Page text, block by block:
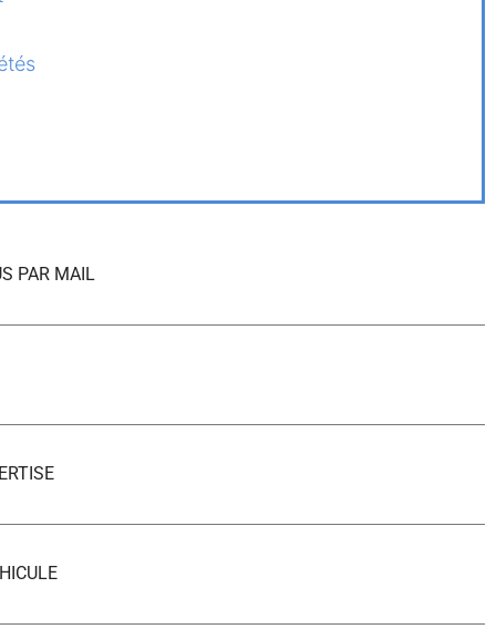
PAR MAIL